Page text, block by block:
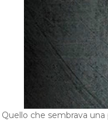
Quello che sembrava